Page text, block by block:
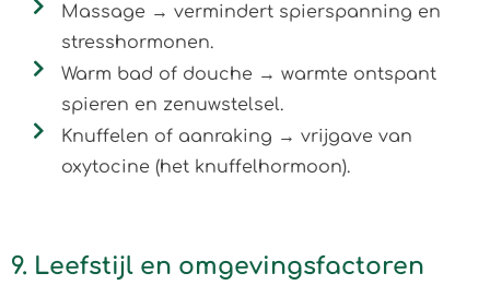
Massage → vermindert spierspanning en
stresshormonen.
Warm bad of douche → warmte ontspant
spieren en zenuwstelsel.
Knuffelen of aanraking → vrijgave van
oxytocine (het knuffelhormoon).
9. Leefstijl en omgevingsfactoren